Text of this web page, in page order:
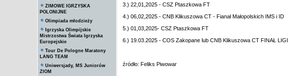
ZIMOWE IGRZYSKA
POLONIJNE
Olimpiada młodzieży
Igrzyska Olimpijskie
Mistrzostwa Świata Igrzyska
Europejskie
Tour De Pologne Maratony
LANG TEAM
Uniwersjady, MS Juniorów
ZIOM
3.) 22,01,2025 - CSZ Ptaszkowa FT
4.) 06,02,2025 - CNB Klikuszowa CT - Fianał Małopolskich IMS i ID
5.) 01,03,2025- CSZ Ptaszkowa FT
6.) 19.03.2025 - COS Zakopane lub CNB Klikuszowa CT FINAŁ LIGI
źródło: Feliks Piwowar